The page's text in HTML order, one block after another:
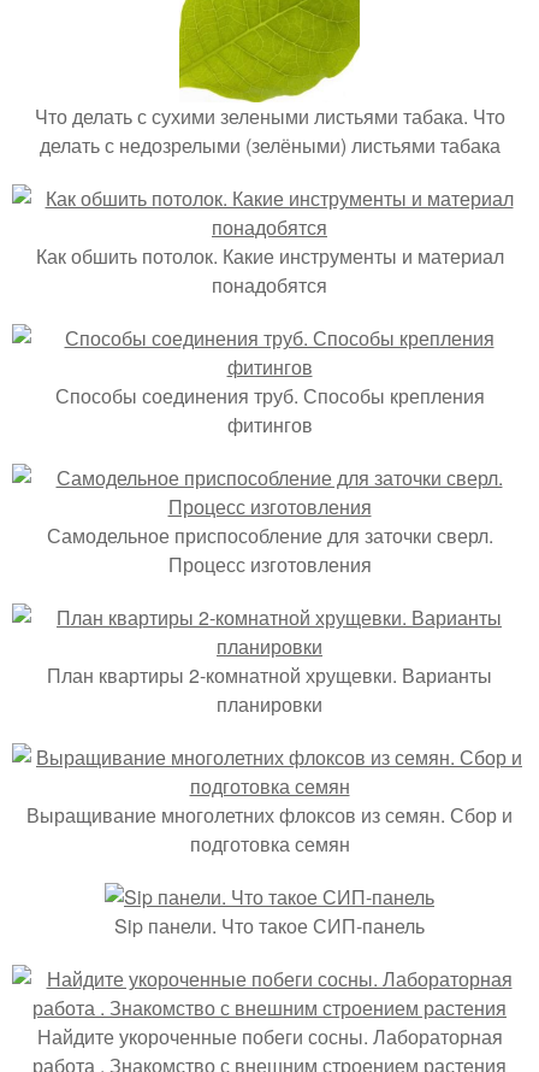
Что делать с сухими зелеными листьями табака. Что
делать с недозрелыми (зелёными) листьями табака
Как обшить потолок. Какие инструменты и материал
понадобятся
Способы соединения труб. Способы крепления
фитингов
Самодельное приспособление для заточки сверл.
Процесс изготовления
План квартиры 2-комнатной хрущевки. Варианты
планировки
Выращивание многолетних флоксов из семян. Сбор и
подготовка семян
Sip панели. Что такое СИП-панель
Найдите укороченные побеги сосны. Лабораторная
работа . Знакомство с внешним строением растения